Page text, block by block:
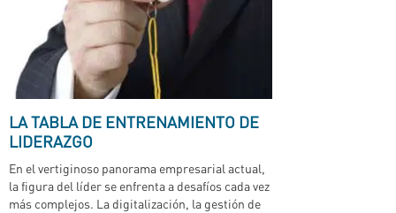
LA TABLA DE ENTRENAMIENTO DE
LIDERAZGO
En el vertiginoso panorama empresarial actual,
la figura del líder se enfrenta a desafíos cada vez
más complejos. La digitalización, la gestión de